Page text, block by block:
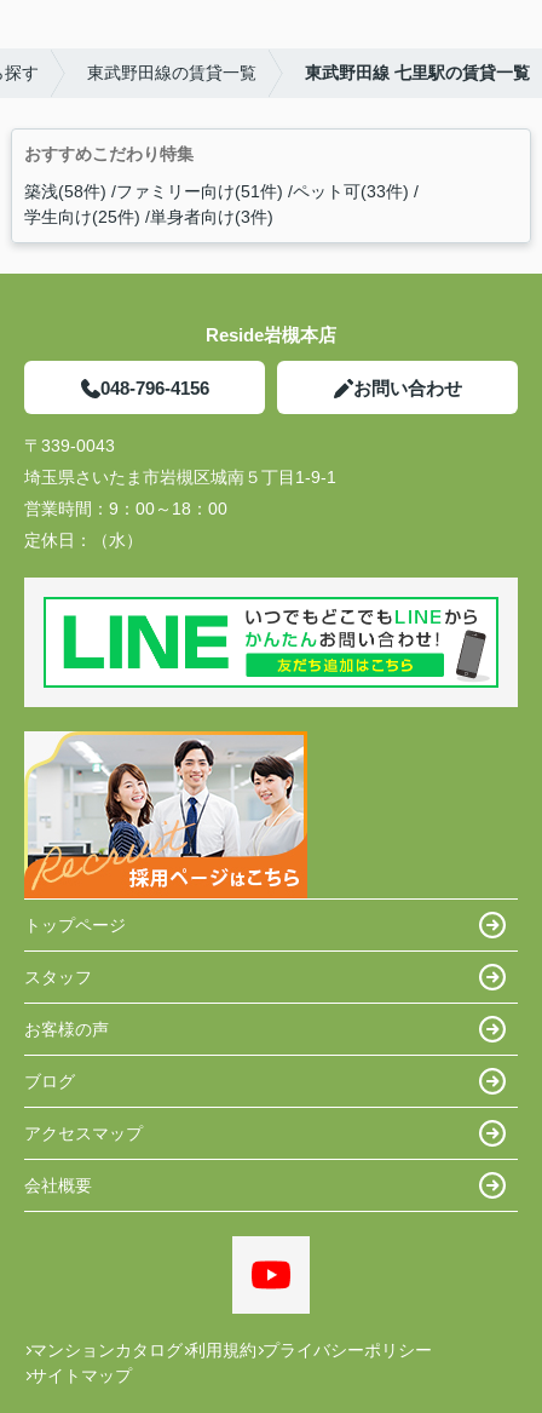
探す 東武野田線の賃貸一覧 東武野田線 七里駅の賃貸一覧
おすすめこだわり特集
築浅(58件) ファミリー向け(51件) ペット可(33件)
学生向け(25件) 単身者向け(3件)
Reside岩槻本店
048-796-4156 お問い合わせ
〒339-0043
埼玉県さいたま市岩槻区城南５丁目1-9-1
営業時間： 9：00～18：00
定休日：
（水）
トップページ
スタッフ
お客様の声
ブログ
アクセスマップ
会社概要
マンションカタログ 利用規約 プライバシーポリシー
サイトマップ